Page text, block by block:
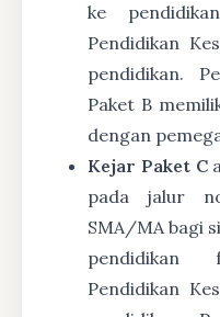
ke
Pendidikan
pendidikan.
Paket B
dengan
Kejar Paket C
pada jalur
SMA/MA bagi
Pendidikan